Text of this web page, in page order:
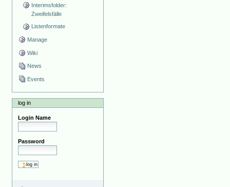
Interimsfolder:
Zweifelsfälle
Listenformate
Manage
Wiki
News
Events
log in
Login Name
Password